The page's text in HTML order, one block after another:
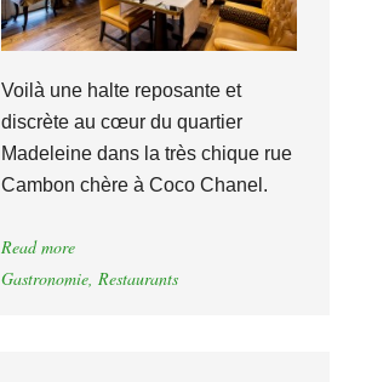
Voilà une halte reposante et
discrète au cœur du quartier
Madeleine dans la très chique rue
Cambon chère à Coco Chanel.
Read more
Gastronomie, Restaurants